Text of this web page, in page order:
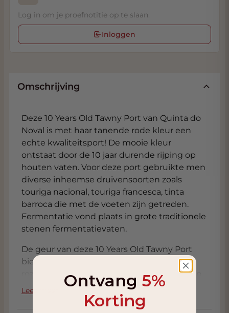
Log in om je proefnotitie op te slaan.
Inloggen
Omschrijving
Deze 10 Years Old Tawny Port van Quinta do
Noval is met haar tanende rode kleur een
echte kwaliteitsport! De mooie kleur
ontstaat door de 10 jaar durende rijping op
houten vaten. Voor deze port gebruikte men
diverse inheemse druivensoorten zoals
touriga nacional, touriga francesca, tinta
barroca die met de voeten zijn getreden.
Fermentatie vond plaats in grote traditionele
stenen fermentatievaten.
De geur van deze 10 Years Old Tawny Port
biedt nuances van gedroogde pruimen en
rozijnen en heeft een aangename houttoon.
De smaakbeleving is fluwelig zacht en
beklijvend te noemen met tonen van rijp
fruit, rozijnen, humus, cacao, leer en
Lees meer
Ontvang 5%
Korting